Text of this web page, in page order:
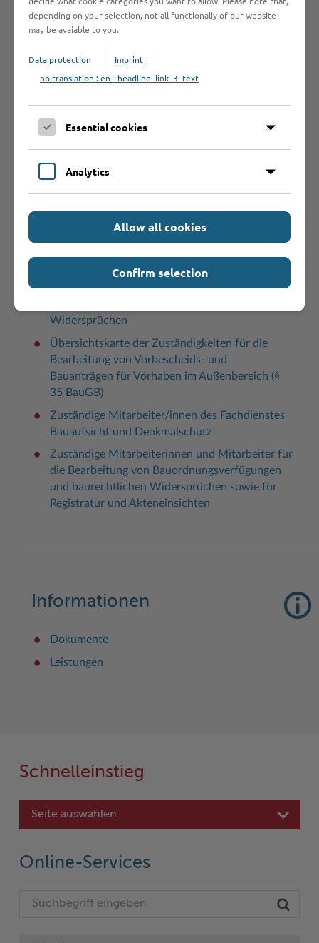
Fachdienstleitung:
Johanna Löwe
Raum F 119
Tel: 0 45 31 - 160 16 88
E-Mail:bauaufsicht@kreis-stormarn.de
Zuständigkeiten
Karte der Zuständigkeiten für die Bearbeitung
von Vorbescheids- und Bauanträgen für
Mitarbeiter/innen des Fachdienstes Bauaufsicht
und Denkmalschutz (Kontaktdaten)
Übersichtskarte der Zuständigkeiten für die
Widersprüchen
Übersichtskarte der Zuständigkeiten für die
Bearbeitung von Vorbescheids- und
Bauanträgen für Vorhaben im Außenbereich (§
35 BauGB)
Zuständige Mitarbeiter/innen des Fachdienstes
Bauaufsicht und Denkmalschutz
Zuständige Mitarbeiterinnen und Mitarbeiter für
die Bearbeitung von Bauordnungsverfügungen
und baurechtlichen Widersprüchen sowie für
Registratur und Akteneinsichten
Informationen
Dokumente
Leistungen
Schnelleinstieg
Seite auswählen
Online-Services
depending on your selection, not all functionaliy of our website
may be avaiable to you.
Data protection
Imprint
no translation : en - headline_link_3_text
Essential cookies
Analytics
Allow all cookies
Confirm selection